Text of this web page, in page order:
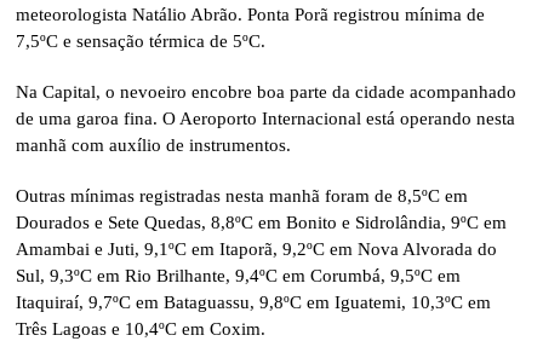
meteorologista Natálio Abrão. Ponta Porã registrou mínima de
7,5ºC e sensação térmica de 5ºC.
Na Capital, o nevoeiro encobre boa parte da cidade acompanhado
de uma garoa fina. O Aeroporto Internacional está operando nesta
manhã com auxílio de instrumentos.
Outras mínimas registradas nesta manhã foram de 8,5ºC em
Dourados e Sete Quedas, 8,8ºC em Bonito e Sidrolândia, 9ºC em
Amambai e Juti, 9,1ºC em Itaporã, 9,2ºC em Nova Alvorada do
Sul, 9,3ºC em Rio Brilhante, 9,4ºC em Corumbá, 9,5ºC em
Itaquiraí, 9,7ºC em Bataguassu, 9,8ºC em Iguatemi, 10,3ºC em
Três Lagoas e 10,4ºC em Coxim.